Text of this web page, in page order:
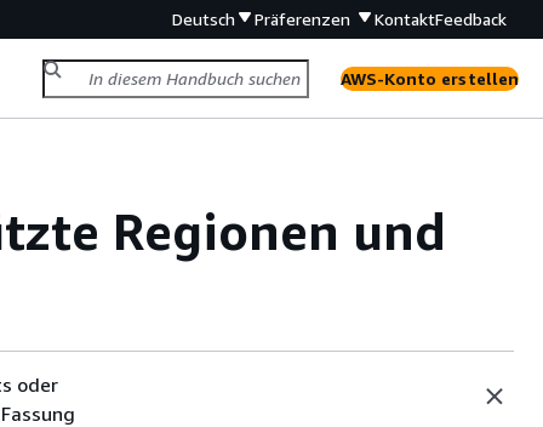
Deutsch Präferenzen KontaktFeedback
AWS-Konto erstellen
Regionen und
oder